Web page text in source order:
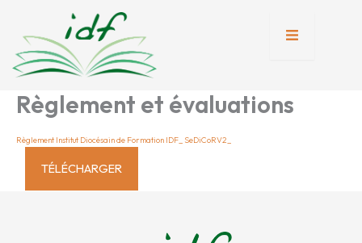
contenu
Règlement et évaluations
Règlement Institut Diocésain de Formation IDF_ SeDiCoRV2_
TÉLÉCHARGER